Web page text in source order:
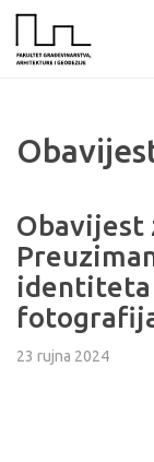
Obavijest
identiteta
23 rujna 2024